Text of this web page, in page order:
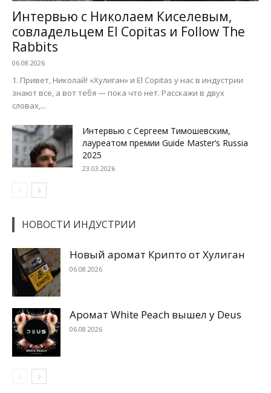
Интервью с Николаем Киселевым,
совладельцем El Copitas и Follow The
Rabbits
06.08.2026
1. Привет, Николай! «Хулиган» и El Copitas у нас в индустрии
знают все, а вот тебя — пока что нет. Расскажи в двух
словах,...
Интервью с Сергеем Тимошевским,
лауреатом премии Guide Master’s Russia
2025
23.03.2026
НОВОСТИ ИНДУСТРИИ
Новый аромат Крипто от Хулиган
06.08.2026
Аромат White Peach вышел у Deus
06.08.2026